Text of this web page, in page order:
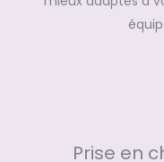
Prise en